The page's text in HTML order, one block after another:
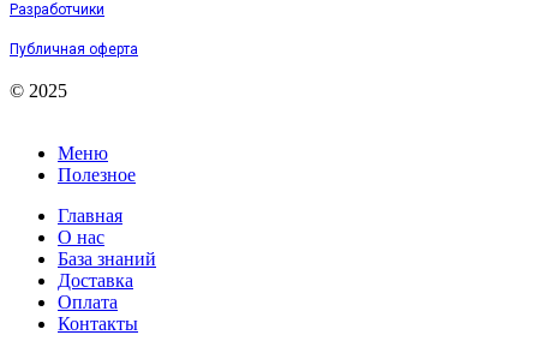
Разработчики
Публичная оферта
© 2025
Меню
Полезное
Главная
О нас
База знаний
Доставка
Оплата
Контакты